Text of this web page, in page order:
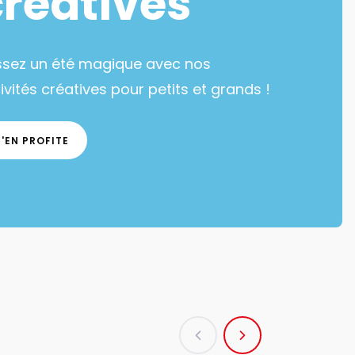
un été magique avec nos
créatives pour petits et grands !
PROFITE